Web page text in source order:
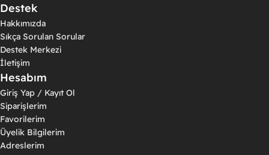
Destek
Hakkımızda
Sıkça Sorulan Sorular
Destek Merkezi
İletişim
Hesabım
Giriş Yap / Kayıt Ol
Siparişlerim
Favorilerim
Üyelik Bilgilerim
Adreslerim